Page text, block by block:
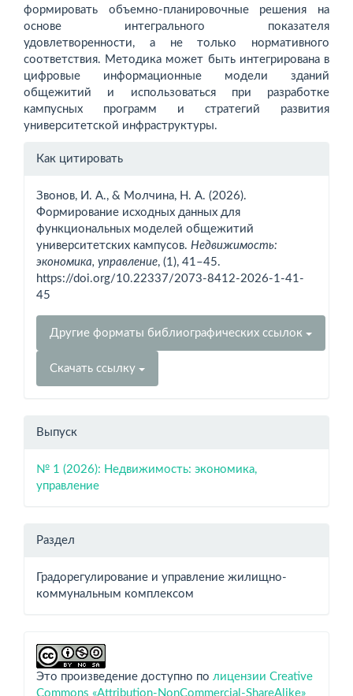
формировать объемно-планировочные решения на
основе интегрального показателя
удовлетворенности, а не только нормативного
соответствия. Методика может быть интегрирована в
цифровые информационные модели зданий
общежитий и использоваться при разработке
кампусных программ и стратегий развития
университетской инфраструктуры.
Информация
Как цитировать
Звонов, И. А., & Молчина, Н. А. (2026).
Формирование исходных данных для
функциональных моделей общежитий
университетских кампусов. Недвижимость:
экономика, управление, (1), 41–45.
https://doi.org/10.22337/2073-8412-2026-1-41-
45
Другие форматы библиографических ссылок
Скачать ссылку
Выпуск
№ 1 (2026): Недвижимость: экономика,
управление
Раздел
Градорегулирование и управление жилищно-
коммунальным комплексом
Это произведение доступно по лицензии Creative
Commons «Attribution-NonCommercial-ShareAlike»